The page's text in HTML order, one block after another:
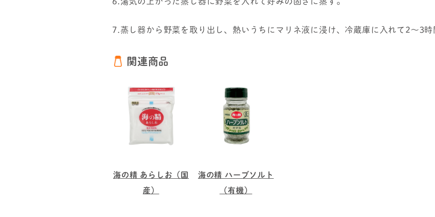
7.蒸し器から野菜を取り出し、熱いうちにマリネ液に浸け、冷蔵庫に入れて2～3時
関連商品
海の精 あらしお（国
産）
海の精 ハーブソルト
（有機）